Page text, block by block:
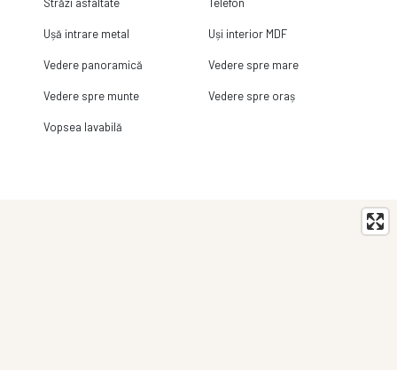
Ușă intrare metal Uși interior MDF
Vedere panoramică Vedere spre mare
Vedere spre munte Vedere spre oraș
Vopsea lavabilă